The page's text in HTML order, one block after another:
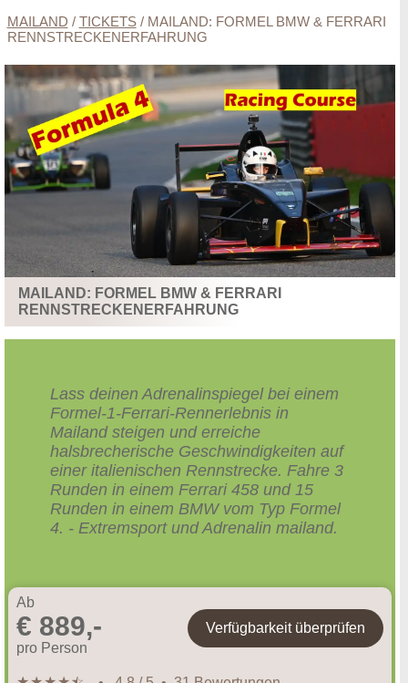
MAILAND / TICKETS/ MAILAND: FORMEL BMW & FERRARI
RENNSTRECKENERFAHRUNG
MAILAND: FORMEL BMW & FERRARI
RENNSTRECKENERFAHRUNG
Lass deinen Adrenalinspiegel bei einem
Formel-1-Ferrari-Rennerlebnis in
Mailand steigen und erreiche
halsbrecherische Geschwindigkeiten auf
einer italienischen Rennstrecke. Fahre 3
Runden in einem Ferrari 458 und 15
Runden in einem BMW vom Typ Formel
4. - Extremsport und Adrenalin mailand.
Ab
€ 889,-
pro Person
Verfügbarkeit überprüfen